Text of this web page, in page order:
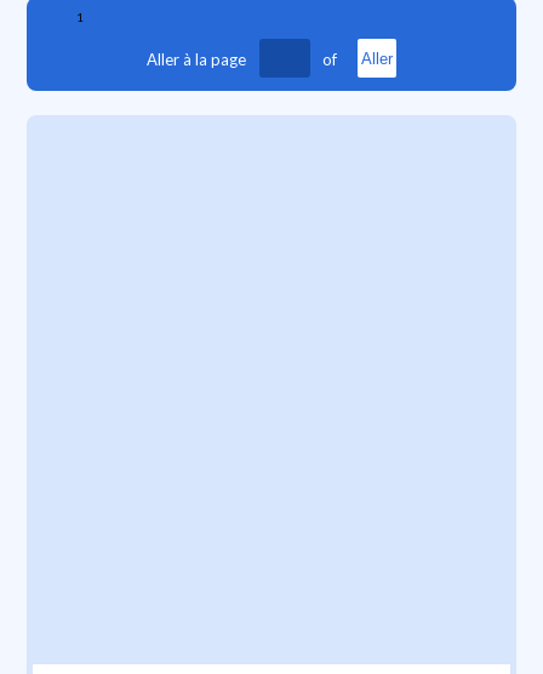
1
Aller à la page of Aller